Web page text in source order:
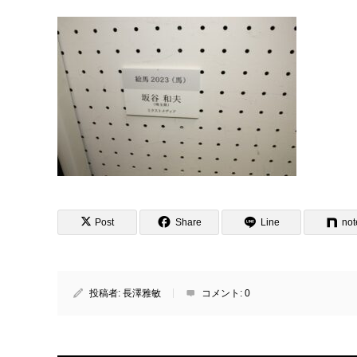
Post Share Line
投稿者: 長澤雅敏 コメント: 0